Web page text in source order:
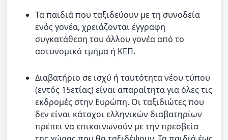
Τα παιδιά που ταξιδεύουν με τη συνοδεία
ενός γονέα, χρειάζονται έγγραφη
συγκατάθεση του άλλου γονέα από το
αστυνομικό τμήμα ή ΚΕΠ.
Διαβατήριο σε ισχύ ή ταυτότητα νέου τύπου
(εντός 15ετίας) είναι απαραίτητα για όλες τις
εκδρομές στην Ευρώπη. Οι ταξιδιώτες που
δεν είναι κάτοχοι ελληνικών διαβατηρίων
πρέπει να επικοινωνούν με την πρεσβεία